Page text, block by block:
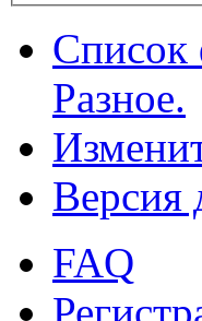
Список
Разное.
Версия
FAQ